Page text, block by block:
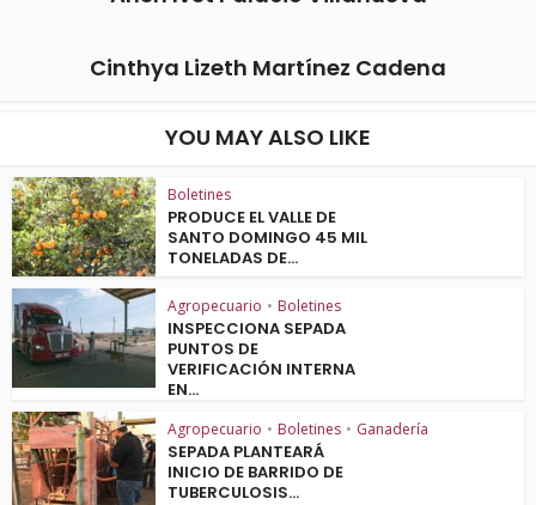
Cinthya Lizeth Martínez Cadena
YOU MAY ALSO LIKE
Boletines
PRODUCE EL VALLE DE
SANTO DOMINGO 45 MIL
TONELADAS DE...
Agropecuario • Boletines
INSPECCIONA SEPADA
PUNTOS DE
VERIFICACIÓN INTERNA
EN...
Agropecuario • Boletines • Ganadería
SEPADA PLANTEARÁ
INICIO DE BARRIDO DE
TUBERCULOSIS...